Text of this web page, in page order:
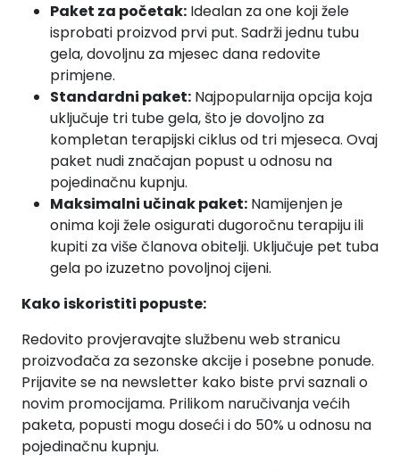
Paket za početak: Idealan za one koji žele
isprobati proizvod prvi put. Sadrži jednu tubu
gela, dovoljnu za mjesec dana redovite
primjene.
Standardni paket: Najpopularnija opcija koja
uključuje tri tube gela, što je dovoljno za
kompletan terapijski ciklus od tri mjeseca. Ovaj
paket nudi značajan popust u odnosu na
pojedinačnu kupnju.
Maksimalni učinak paket: Namijenjen je
onima koji žele osigurati dugoročnu terapiju ili
kupiti za više članova obitelji. Uključuje pet tuba
gela po izuzetno povoljnoj cijeni.
Kako iskoristiti popuste:
Redovito provjeravajte službenu web stranicu
proizvođača za sezonske akcije i posebne ponude.
Prijavite se na newsletter kako biste prvi saznali o
novim promocijama. Prilikom naručivanja većih
paketa, popusti mogu doseći i do 50% u odnosu na
pojedinačnu kupnju.